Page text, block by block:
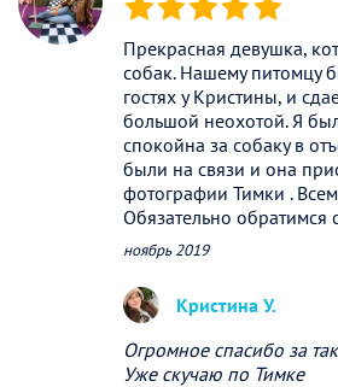
(*) (*) (*) (*) (*)
Прекрасная девушка,
собак. Нашему питомцу
гостях у Кристины, и
большой неохотой. Я
спокойна за собаку в
были на связи и она
фотографии Тимки .
Обязательно обратимся
ноябрь 2019
Кристина У.
Огромное спасибо за
Уже скучаю по Тимке